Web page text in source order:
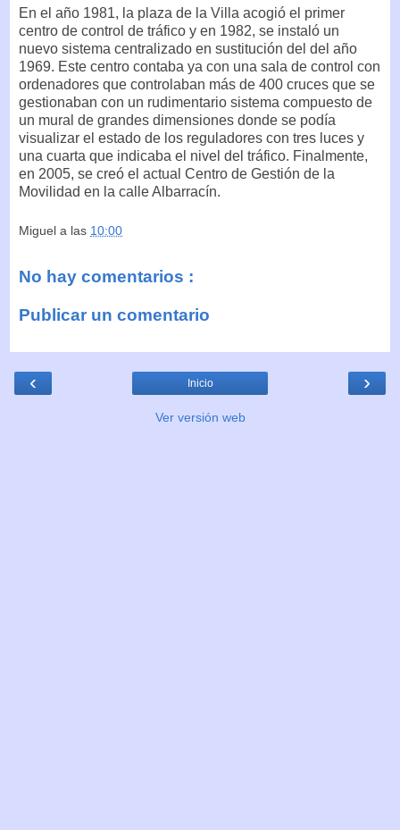
En el año 1981, la plaza de la Villa acogió el primer
centro de control de tráfico y en 1982, se instaló un
nuevo sistema centralizado en sustitución del del año
1969. Este centro contaba ya con una sala de control con
ordenadores que controlaban más de 400 cruces que se
gestionaban con un rudimentario sistema compuesto de
un mural de grandes dimensiones donde se podía
visualizar el estado de los reguladores con tres luces y
una cuarta que indicaba el nivel del tráfico. Finalmente,
en 2005, se creó el actual Centro de Gestión de la
Movilidad en la calle Albarracín.
Miguel a las 10:00
No hay comentarios :
Publicar un comentario
‹ ›
Inicio
Ver versión web